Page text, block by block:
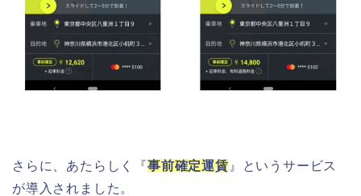
さらに、あたらしく『事前確定運賃 』というサービス
が導入されました。